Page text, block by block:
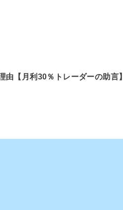
【月利30％トレーダーの助言】